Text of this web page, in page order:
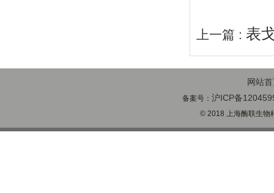
上一篇 : 表
网站
备案号：沪ICP备
© 2018 上海酶联生物